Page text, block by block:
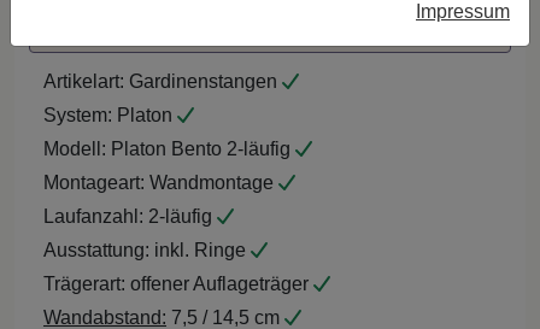
Artikelart: Gardinenstangen
System: Platon
Modell: Platon Bento 2-läufig
Montageart: Wandmontage
Laufanzahl: 2-läufig
Ausstattung: inkl. Ringe
Trägerart: offener Auflageträger
Wandabstand: 7,5 / 14,5 cm
Impressum